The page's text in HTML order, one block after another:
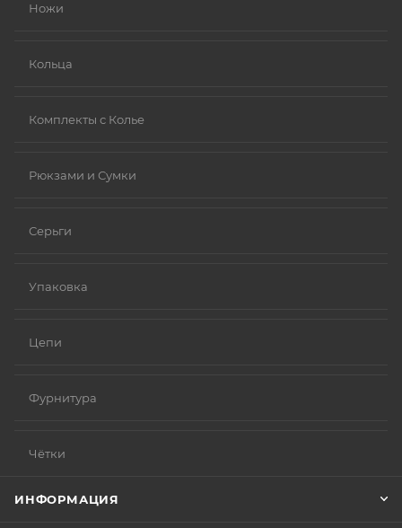
Ножи
Кольца
Комплекты с Колье
Рюкзами и Сумки
Серьги
Упаковка
Цепи
Фурнитура
Чётки
ИНФОРМАЦИЯ